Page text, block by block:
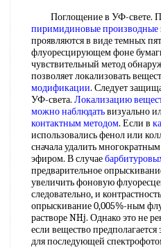
Поглощение в УФ-свете.
пиримидиновые производные
проявляются в виде темных
флуоресцирующем фоне
чувствительный метод
позволяет локализовать
модификации. Следует
УФ-света. Локализацию
можно наблюдатьвизуально
контактным методом. Если в
использовались фенол или
сначала удалить
эфиром. В случае
предварительное
увеличить фоновую
следовательно, и
опрыскивание 0,005%-ным
растворе NHj. Однако это не
если вещество
для последующей